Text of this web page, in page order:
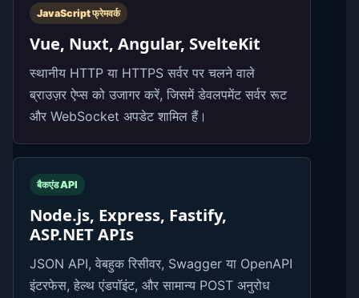
JavaScript फ्रेमवर्क
Vue, Nuxt, Angular, SvelteKit
स्थानीय HTTP या HTTPS सर्वर पर चलने वाले
ब्राउज़र ऐप्स को उजागर करें, जिसमें डेवलपमेंट सर्वर रूट
और WebSocket अपडेट शामिल हैं।
बैकएंड API
Node.js, Express, Fastify,
ASP.NET APIs
JSON API, वेबहुक रिसीवर, Swagger या OpenAPI
इंटरफेस, हेल्थ एंडपॉइंट, और सामान्य POST अनुरोध